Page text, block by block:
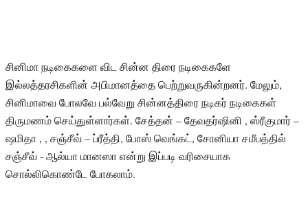
சினிமா நடிகைகளை விட சின்ன திரை நடிகைகளே
இல்லத்தரசிகளின் அபிமானத்தை பெற்றுவருகின்றனர். மேலும்,
சினிமாவை போலவே பல்வேறு சின்னத்திரை நடிகர் நடிகைகள்
திருமணம் செய்துள்ளார்கள். சேத்தன் – தேவதர்ஷினி , ஸ்ரீகுமார் –
ஷமிதா , , சஞ்சீவ் – ப்ரீத்தி, போஸ் வெங்கட், சோனியா சமீபத்தில்
சஞ்சீவ் - ஆல்யா மானஸா என்று இப்படி வரிசையாக
சொல்லிகொண்டே போகலாம்.